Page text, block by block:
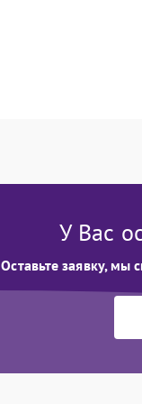
У Вас
Оставьте заявку,